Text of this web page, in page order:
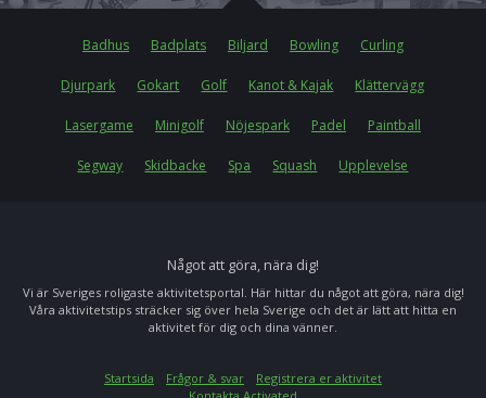
Badhus Badplats Biljard Bowling Curling
Djurpark Gokart Golf Kanot & Kajak Klättervägg
Lasergame Minigolf Nöjespark Padel Paintball
Segway Skidbacke Spa Squash Upplevelse
Något att göra, nära dig!
Vi är Sveriges roligaste aktivitetsportal. Här hittar du något att göra, nära dig!
Våra aktivitetstips sträcker sig över hela Sverige och det är lätt att hitta en
aktivitet för dig och dina vänner.
Startsida Frågor & svar
Registrera er aktivitet